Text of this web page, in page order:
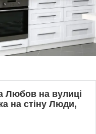
Любов на вулиці
на стіну Люди,